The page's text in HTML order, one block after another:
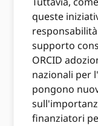
queste
supporto
ORCID
nazionali per
pongono
finanziatori